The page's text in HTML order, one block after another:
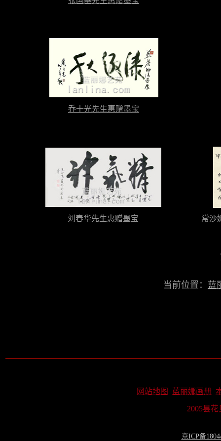
乔十光先生惠赠墨宝
刘春华先生惠赠墨宝 常沙
当前位置： 蓝
网站地图 蓝丽娜画册
2005昙
京ICP备